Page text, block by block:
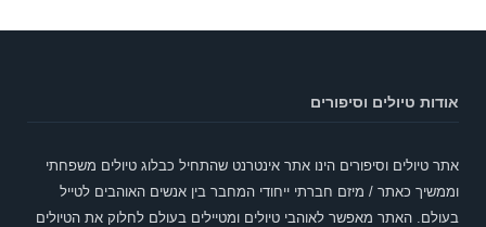
אודות טיולים וסיפורים
אתר טיולים וסיפורים הינו אתר אינטרנט שהתחיל כבלוג טיולים משפחתי
וממשיך כאתר / מיזם חברתי ייחודי המחבר בין אנשים האוהבים לטייל
בעולם. האתר מאפשר לאוהבי טיולים ומטיילים בעולם לחלוק את הטיולים